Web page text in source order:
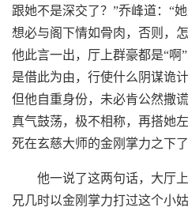
跟她不是深交了？”乔峰道：“
想必与阁下情如骨肉，否则，
他此言一出，厅上群豪都是“啊
是借此为由，行使什么阴谋诡
但他自重身份，未必肯公然撒
真气鼓荡，极不相称，再搭她
死在玄慈大师的金刚掌力之下
他一说了这两句话，大厅
兄几时以金刚掌力打过这个小